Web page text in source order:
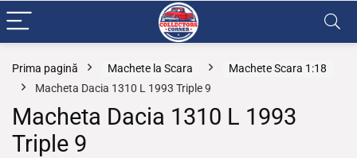
Prima pagină Machete la Scara
Machete Scara 1:18
Macheta Dacia 1310 L 1993 Triple 9
Macheta Dacia 1310 L 1993
Triple 9